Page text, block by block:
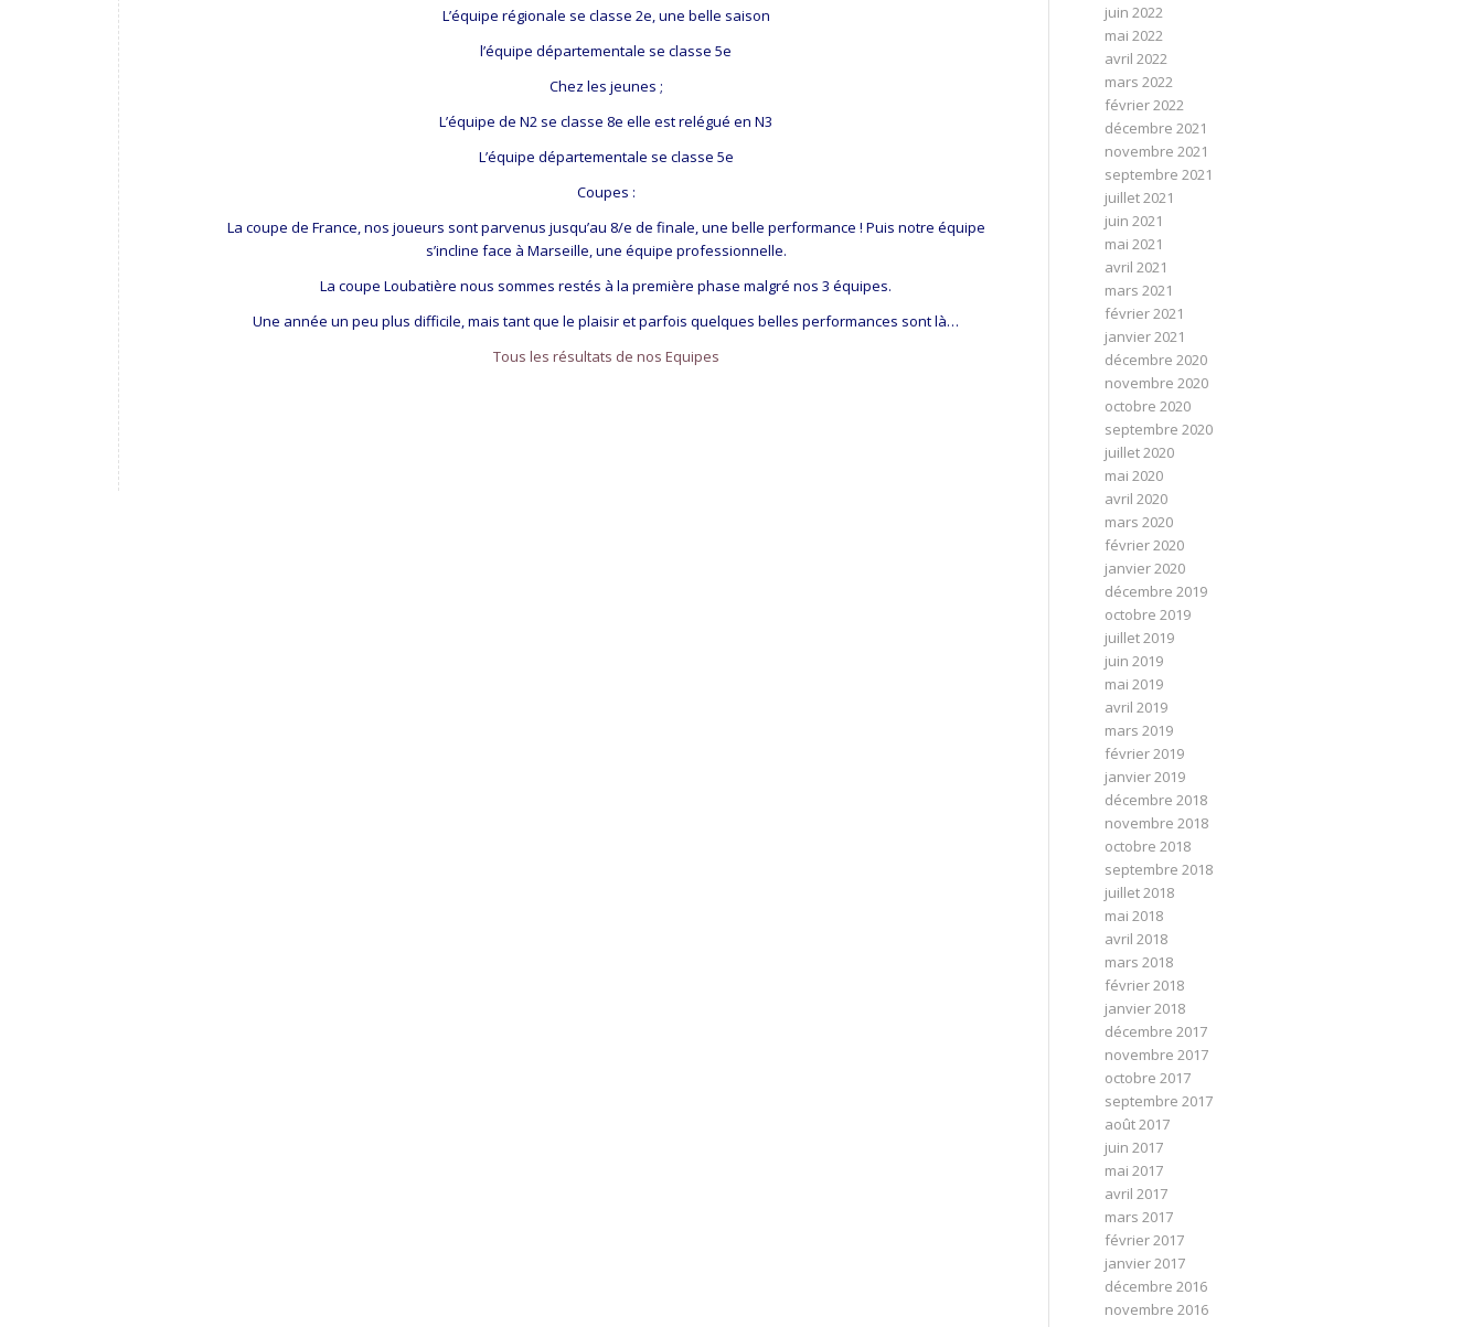
L’équipe régionale se classe 2e, une belle saison
l’équipe départementale se classe 5e
Chez les jeunes ;
L’équipe de N2 se classe 8e elle est relégué en N3
L’équipe départementale se classe 5e
Coupes :
La coupe de France, nos joueurs sont parvenus jusqu’au 8/e de finale, une belle performance ! Puis notre équipe
s’incline face à Marseille, une équipe professionnelle.
La coupe Loubatière nous sommes restés à la première phase malgré nos 3 équipes.
Une année un peu plus difficile, mais tant que le plaisir et parfois quelques belles performances sont là…
Tous les résultats de nos Equipes
juin 2022
mai 2022
avril 2022
mars 2022
février 2022
décembre 2021
novembre 2021
septembre 2021
juillet 2021
juin 2021
mai 2021
avril 2021
mars 2021
février 2021
janvier 2021
décembre 2020
novembre 2020
octobre 2020
septembre 2020
juillet 2020
mai 2020
avril 2020
mars 2020
février 2020
janvier 2020
décembre 2019
octobre 2019
juillet 2019
juin 2019
mai 2019
avril 2019
mars 2019
février 2019
janvier 2019
décembre 2018
novembre 2018
octobre 2018
septembre 2018
juillet 2018
mai 2018
avril 2018
mars 2018
février 2018
janvier 2018
décembre 2017
novembre 2017
octobre 2017
septembre 2017
août 2017
juin 2017
mai 2017
avril 2017
mars 2017
février 2017
janvier 2017
décembre 2016
novembre 2016